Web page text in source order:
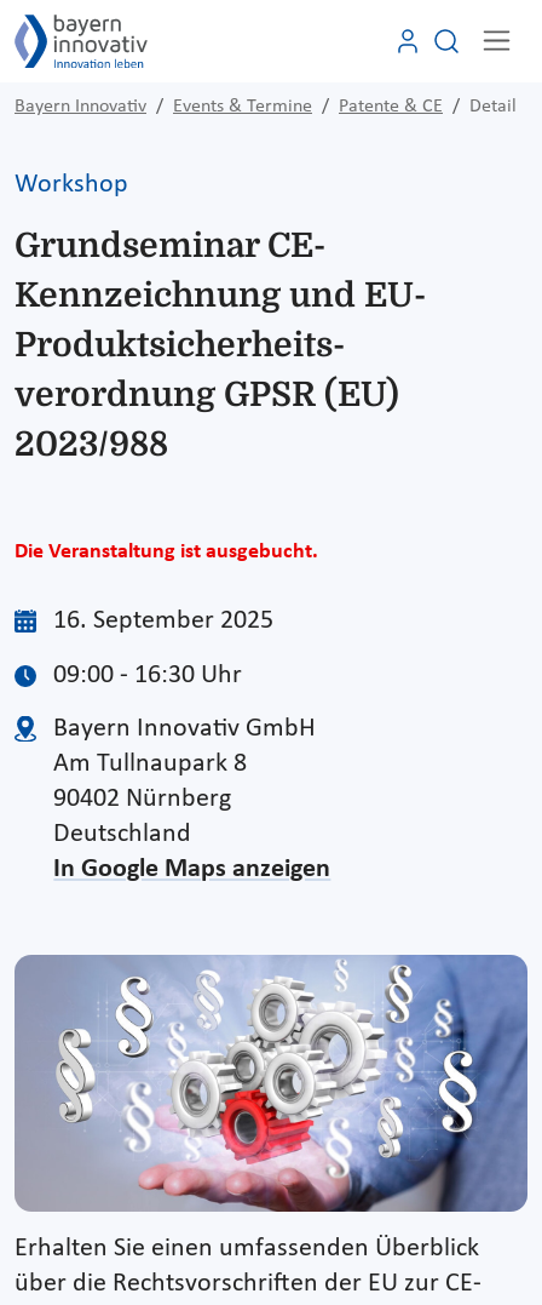
Bayern Innovativ Events & Termine Patente & CE Detail
Workshop
Grundseminar CE-
Kennzeichnung und EU-
Produktsicherheits-
verordnung GPSR (EU)
2023/988
Die Veranstaltung ist ausgebucht.
16. September 2025
09:00 - 16:30 Uhr
Bayern Innovativ GmbH
Am Tullnaupark 8
90402 Nürnberg
Deutschland
In Google Maps anzeigen
Erhalten Sie einen umfassenden Überblick
über die Rechtsvorschriften der EU zur CE-